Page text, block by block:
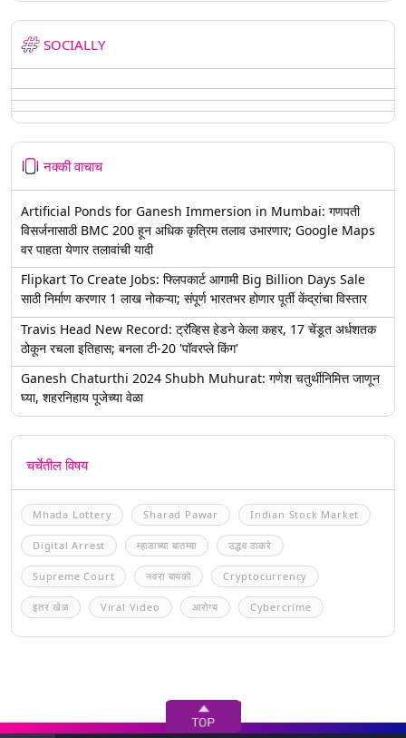
SOCIALLY
नक्की वाचाच
Artificial Ponds for Ganesh Immersion in Mumbai: गणपती
विसर्जनासाठी BMC 200 हून अधिक कृत्रिम तलाव उभारणार; Google Maps
वर पाहता येणार तलावांची यादी
Flipkart To Create Jobs: फ्लिपकार्ट आगामी Big Billion Days Sale
साठी निर्माण करणार 1 लाख नोकऱ्या; संपूर्ण भारतभर होणार पूर्ती केंद्रांचा विस्तार
Travis Head New Record: ट्रॅव्हिस हेडने केला कहर, 17 चेंडूत अर्धशतक
ठोकून रचला इतिहास; बनला टी-20 'पॉवरप्ले किंग'
Ganesh Chaturthi 2024 Shubh Muhurat: गणेश चतुर्थीनिमित्त जाणून
घ्या, शहरनिहाय पूजेच्या वेळा
चर्चेतील विषय
Mhada Lottery Sharad Pawar Indian Stock Market
Digital Arrest म्हाडाच्या बातम्या उद्धव ठाकरे
Supreme Court नवरा बायको Cryptocurrency
इतर खेळ Viral Video आरोग्य Cybercrime